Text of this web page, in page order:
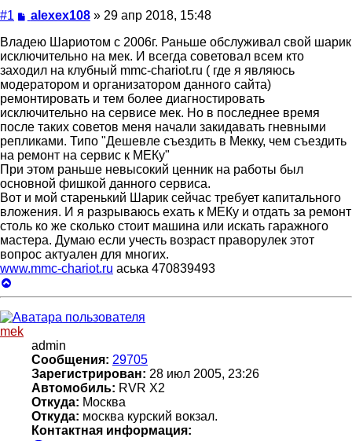
#1 Сообщение
alexex108» 29 апр 2018, 15:48
Владею Шариотом с 2006г. Раньше обслуживал свой шарик
исключительно на мек. И всегда советовал всем кто
заходил на клубный mmc-chariot.ru ( где я являюсь
модератором и организатором данного сайта)
ремонтировать и тем более диагностировать
исключительно на сервисе мек. Но в последнее время
после таких советов меня начали закидавать гневными
репликами. Типо "Дешевле съездить в Мекку, чем съездить
на ремонт на сервис к МЕКу"
При этом раньше невысокий ценник на работы был
основной фишкой данного сервиса.
Вот и мой старенький Шарик сейчас требует капитального
вложения. И я разрываюсь ехать к МЕКу и отдать за ремонт
столь ко же сколько стоит машина или искать гаражного
мастера. Думаю если учесть возраст праворулек этот
вопрос актуален для многих.
www.mmc-chariot.ru аська 470839493
к
началу
mek
admin
Сообщения: 29705
Зарегистрирован: 28 июл 2005, 23:26
Автомобиль: RVR X2
Откуда: Москва
Откуда: москва курский вокзал.
Контактная информация: